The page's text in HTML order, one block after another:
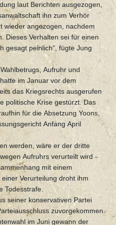
laut Berichten ausgezogen,
ihn zum Verhör
wieder angezogen, nachdem
Dieses Verhalten sei für einen
gesagt peinlich", fügte Jung
Aufruhr und
im Januar vor dem
das Kriegsrechts ausgerufen
politische Krise gestürzt. Das
für die Absetzung Yoons,
Anfang April
werden, wäre er der dritte
Aufruhrs verurteilt wird -
mit einem
Verurteilung droht ihm
Todesstrafe.
seiner konservativen Partei
zuvorgekommen.
im Juni gewann der